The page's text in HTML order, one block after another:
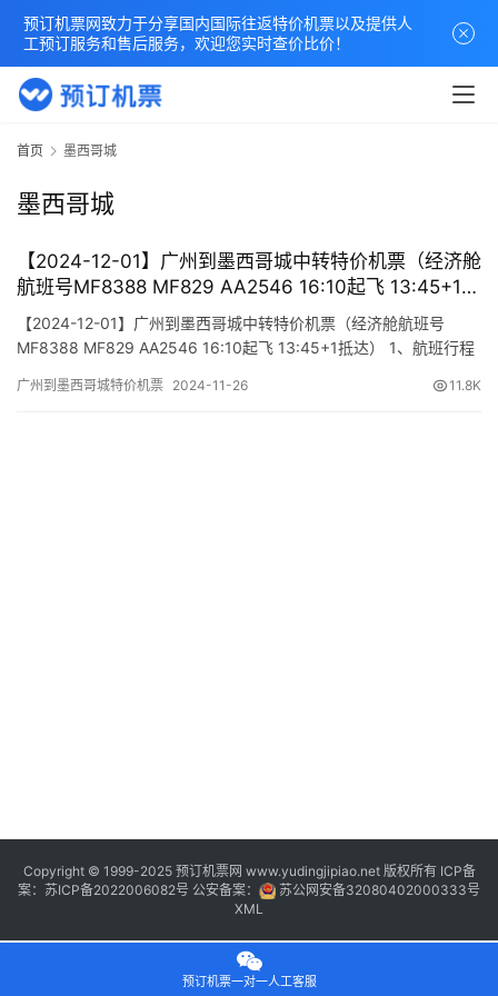
首页 墨西哥城
墨西哥城
【2024-12-01】广州到墨西哥城中转特价机票（经济舱
航班号MF8388 MF829 AA2546 16:10起飞 13:45+1抵
达）
【2024-12-01】广州到墨西哥城中转特价机票（经济舱航班号
MF8388 MF829 AA2546 16:10起飞 13:45+1抵达） 1、航班行程
(Departure/Arrival) (Flight) (class) (Departure Time) (Arrival …
广州到墨西哥城特价机票 2024-11-26 11.8K
Copyright © 1999-2025 预订机票网 www.yudingjipiao.net 版权所有 ICP备
案： 苏ICP备2022006082号 公安备案：
苏公网安备32080402000333号
XML
预订机票一对一人工客服
预订机票网致力于分享国内国际往返特价机票以及提供人
工预订服务和售后服务，欢迎您实时查价比价！